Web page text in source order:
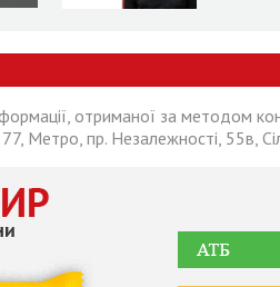
отриманої за методом
Метро, пр. Незалежності, 55в,